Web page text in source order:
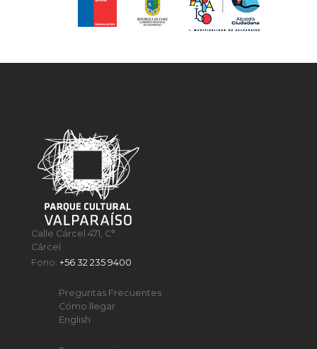
Calle Cárcel 471, C°
Cárcel
Fono:+56 32 235 9400
Preguntas Frecuentes
Cómo llegar
English